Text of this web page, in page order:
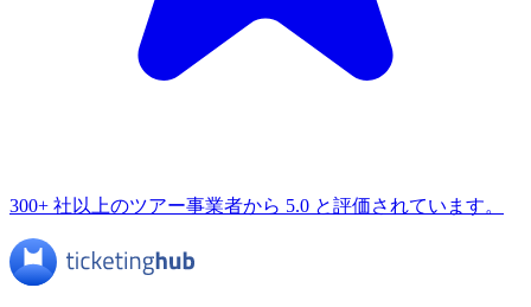
300+ 社以上のツアー事業者から 5.0 と評価されています。